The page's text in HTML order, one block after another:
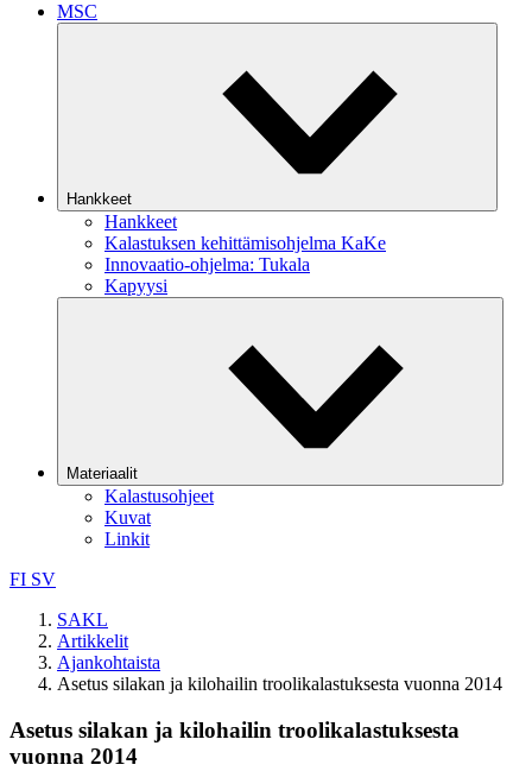
MSC
Hankkeet
Hankkeet
Kalastuksen kehittämisohjelma KaKe
Innovaatio-ohjelma: Tukala
Kapyysi
Materiaalit
Kalastusohjeet
Kuvat
Linkit
FI SV
SAKL
Artikkelit
Ajankohtaista
Asetus silakan ja kilohailin troolikalastuksesta vuonna 2014
Asetus silakan ja kilohailin troolikalastuksesta
vuonna 2014